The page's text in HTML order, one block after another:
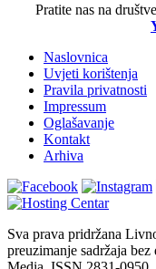
Pratite nas na
Naslovnica
Uvjeti korištenja
Pravila privatnosti
Impressum
Oglašavanje
Kontakt
Arhiva
Sva prava pridržana
preuzimanje sadržaja